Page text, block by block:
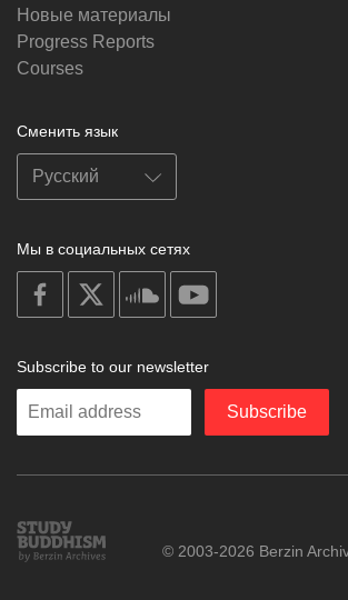
Новые материалы
Progress Reports
Courses
Сменить язык
Мы в социальных сетях
on
facebook
soundcloud
Subscribe to our newsletter
Enter
Subscribe
Study
Buddhism
© 2003-2026 Berzin